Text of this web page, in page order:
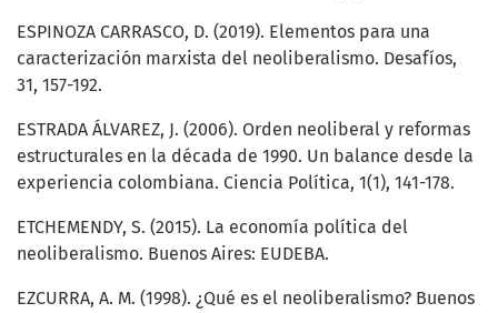
ESPINOZA CARRASCO, D. (2019). Elementos para una
caracterización marxista del neoliberalismo. Desafíos,
31, 157-192.
ESTRADA ÁLVAREZ, J. (2006). Orden neoliberal y reformas
estructurales en la década de 1990. Un balance desde la
experiencia colombiana. Ciencia Política, 1(1), 141-178.
ETCHEMENDY, S. (2015). La economía política del
neoliberalismo. Buenos Aires: EUDEBA.
EZCURRA, A. M. (1998). ¿Qué es el neoliberalismo? Buenos